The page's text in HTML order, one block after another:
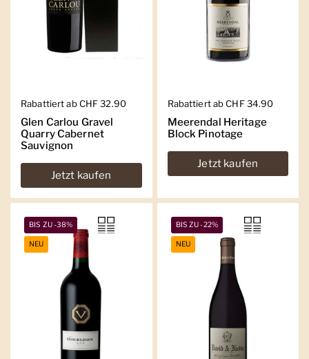
Regulärer Preis
Rabattiert ab CHF 32.90
Glen Carlou Gravel
Quarry Cabernet
Sauvignon
Jetzt kaufen
Regulärer Preis
Rabattiert ab CHF 34.90
Meerendal Heritage
Block Pinotage
Jetzt kaufen
BIS ZU -38%
NEU
BIS ZU -22%
NEU